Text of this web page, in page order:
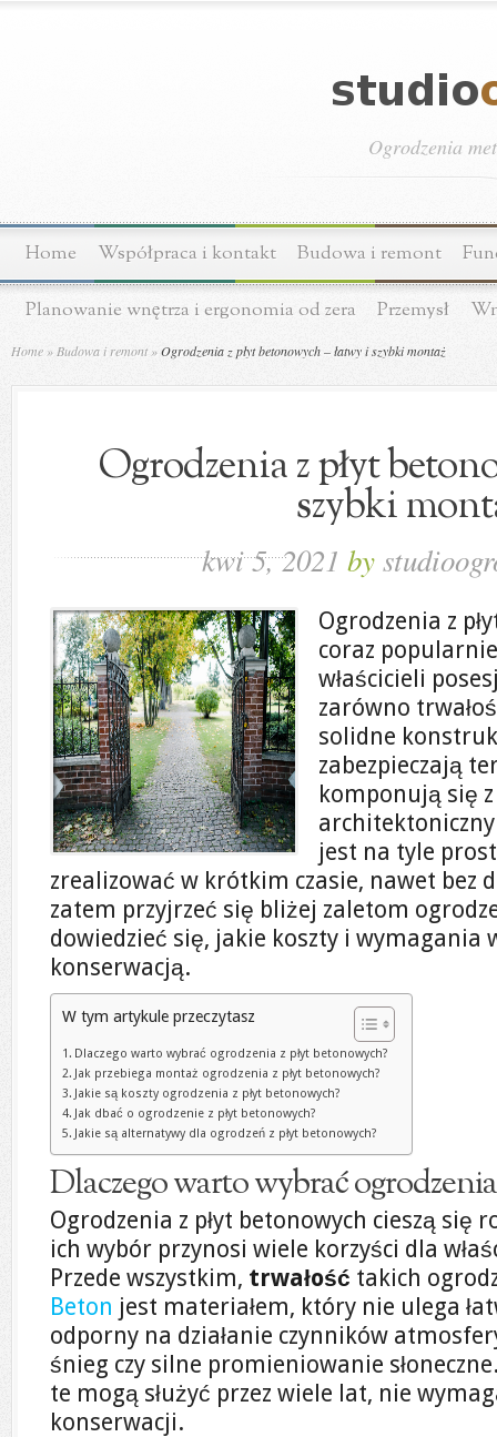
Ogrodzenia
Home Współpraca i kontakt Budowa i remont
Planowanie wnętrza i ergonomia od zera Przemysł
Home » Budowa i remont »Ogrodzenia z płyt betonowych – łatwy i szybki montaż
Ogrodzenia z płyt
szybki
kwi 5, 2021 by
Ogrodzenia z
coraz
właścicieli
zarówno
solidne
zabezpieczają
komponują się
jest na tyle
zrealizować w krótkim czasie, nawet bez
zatem przyjrzeć się bliżej zaletom
dowiedzieć się, jakie koszty i wymagania
konserwacją.
W tym artykule przeczytasz
Dlaczego warto wybrać ogrodzenia z płyt betonowych?
Jak przebiega montaż ogrodzenia z płyt betonowych?
Jakie są koszty ogrodzenia z płyt betonowych?
Jak dbać o ogrodzenie z płyt betonowych?
Jakie są alternatywy dla ogrodzeń z płyt betonowych?
Dlaczego warto wybrać
Ogrodzenia z płyt betonowych cieszą się
ich wybór przynosi wiele korzyści dla
Przede wszystkim, trwałość takich
Beton jest materiałem, który nie ulega
odporny na działanie czynników
śnieg czy silne promieniowanie
te mogą służyć przez wiele lat, nie
konserwacji.